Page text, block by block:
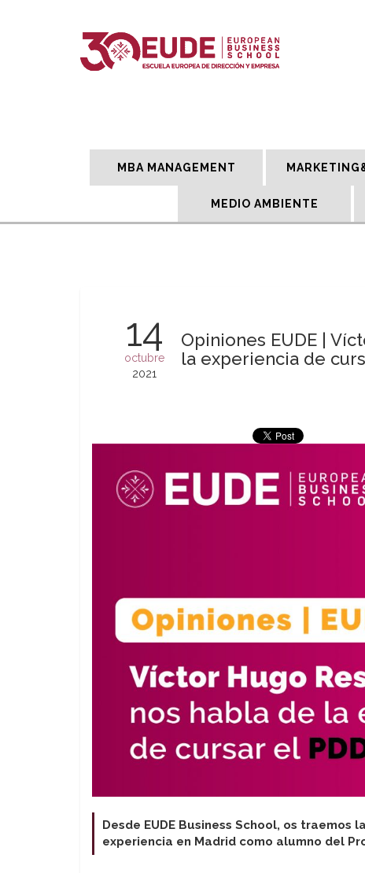
MBA MANAGEMENT
MEDIO AMBIENTE
14
octubre
2021
Opiniones EUDE |
la experiencia de
Desde EUDE Business School, os
experiencia en Madrid como alumno del